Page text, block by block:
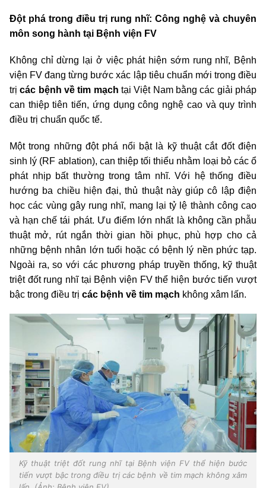
Đột phá trong điều trị rung nhĩ: Công nghệ và chuyên
môn song hành tại Bệnh viện FV
Không chỉ dừng lại ở việc phát hiện sớm rung nhĩ, Bệnh
viện FV đang từng bước xác lập tiêu chuẩn mới trong điều
trịcác bệnh về tim mạch tại Việt Nam bằng các giải pháp
can thiệp tiên tiến, ứng dụng công nghệ cao và quy trình
điều trị chuẩn quốc tế.
Một trong những đột phá nổi bật là kỹ thuật cắt đốt điện
sinh lý (RF ablation), can thiệp tối thiểu nhằm loại bỏ các ổ
phát nhịp bất thường trong tâm nhĩ. Với hệ thống điều
hướng ba chiều hiện đại, thủ thuật này giúp cô lập điện
học các vùng gây rung nhĩ, mang lại tỷ lệ thành công cao
và hạn chế tái phát. Ưu điểm lớn nhất là không cần phẫu
thuật mở, rút ngắn thời gian hồi phục, phù hợp cho cả
những bệnh nhân lớn tuổi hoặc có bệnh lý nền phức tạp.
Ngoài ra, so với các phương pháp truyền thống, kỹ thuật
triệt đốt rung nhĩ tại Bệnh viện FV thể hiện bước tiến vượt
bậc trong điều trị các bệnh về tim mạch không xâm lấn.
Kỹ thuật triệt đốt rung nhĩ tại Bệnh viện FV thể hiện bước
tiến vượt bậc trong điều trị các bệnh về tim mạch không xâm